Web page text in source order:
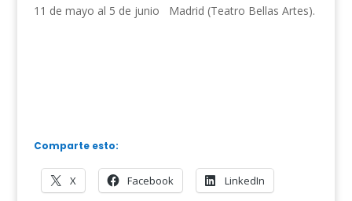
11 de mayo al 5 de junio Madrid (Teatro Bellas Artes).
Comparte esto:
X Facebook LinkedIn